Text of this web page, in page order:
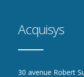
Acquisys
30 avenue Robert